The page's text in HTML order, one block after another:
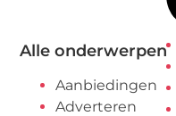
Alle onderwerpen
Aanbiedingen
Adverteren